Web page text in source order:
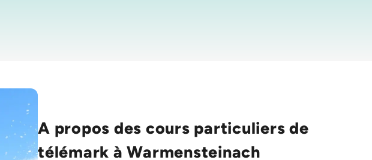
A propos des cours particuliers de
télémark à Warmensteinach